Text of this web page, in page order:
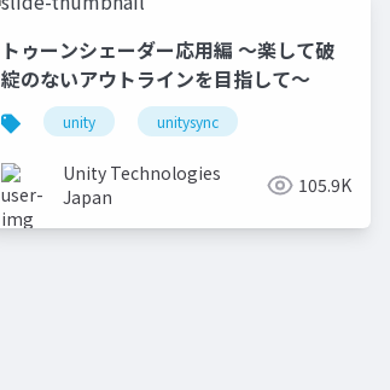
トゥーンシェーダー応用編 ～楽して破
綻のないアウトラインを目指して～
unity unitysync
Unity Technologies
Japan
105.9K